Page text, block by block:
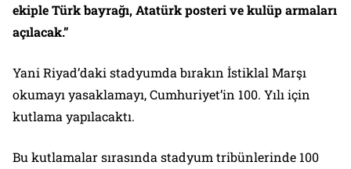
ekiple Türk bayrağı, Atatürk posteri ve kulüp armaları
açılacak.”
Yani Riyad’daki stadyumda bırakın İstiklal Marşı
okumayı yasaklamayı, Cumhuriyet’in 100. Yılı için
kutlama yapılacaktı.
Bu kutlamalar sırasında stadyum tribünlerinde 100